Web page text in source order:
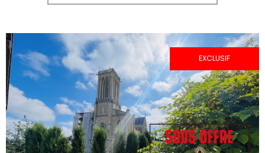
EXCLUSIF